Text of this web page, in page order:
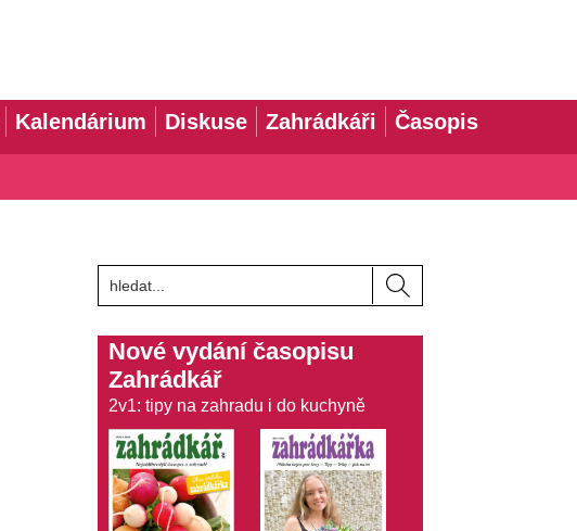
Kalendárium Diskuse Zahrádkáři Časopis
Nové vydání časopisu
Zahrádkář
2v1: tipy na zahradu i do kuchyně